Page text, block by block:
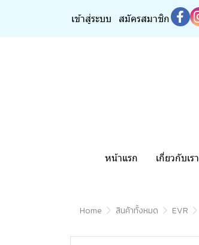
เข้าสู่ระบบ สมัครสมาชิก
หน้าแรก เกี่ยวกับเรา
Home สินค้าทั้งหมด EVR